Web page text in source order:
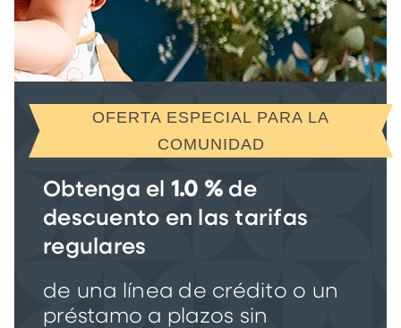
OFERTA ESPECIAL PARA LA
COMUNIDAD
Obtenga el 1.0 % de
descuento en las tarifas
regulares
de una línea de crédito o un
préstamo a plazos sin